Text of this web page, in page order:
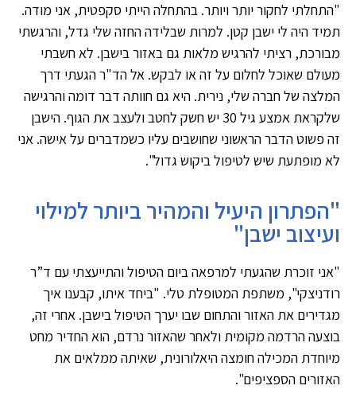
"התחלתי לחקור יותר ויותר. בהתחלה הייתי סקפטית, אני מודה.
תמיד היה לי ישבן קטן. למרות שבלידה החזה שלי גדל, והרגשתי
מבורכת, רציתי להרגיש מלאות גם באזור בישבן. לא חשבתי
מעולם שאוכל לחלום על זה או לבקש. אל הד"ר הגעתי דרך
המלצה של חברה שלי, נירית. היא גם חוותה דבר דומה והרגישה
שלקראת אמצע גיל 30 יש חשק לחטב ולעצב את הגוף. הישבן
זה פשוט הדבר הראשוני שחושבים עליו כשמדברים על אישה. אני
לא מופתעת שיש לטיפול ביקוש גדול".
"הפתרון היעיל והמהיר ביותר למילוי
ועיצוב ישבן"
"אני זוכרת שהגעתי למרפאה ביום הטיפול והתייעצתי עם ד”ר
רודניצקי", משתפת המטופלת טלי. "ביחד איתו, קבענו איך
מגדירים את האזור והתחום שבו יערך הטיפול בישבן. אחרי זה,
בוצעה הרדמה מקומית ולאחר שהאזור נרדם, הוא החדיר מחט
מיוחדת המכילה חומצה היאלורונית, שאיתה ממלאים את
האזורים הספציפים".